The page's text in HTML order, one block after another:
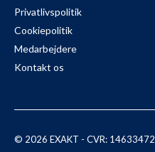
Privatlivspolitik
Cookiepolitik
Medarbejdere
Kontakt os
© 2026 EXAKT - CVR: 14633472